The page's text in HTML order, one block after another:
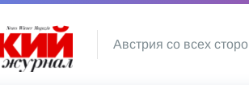
Австрия со всех